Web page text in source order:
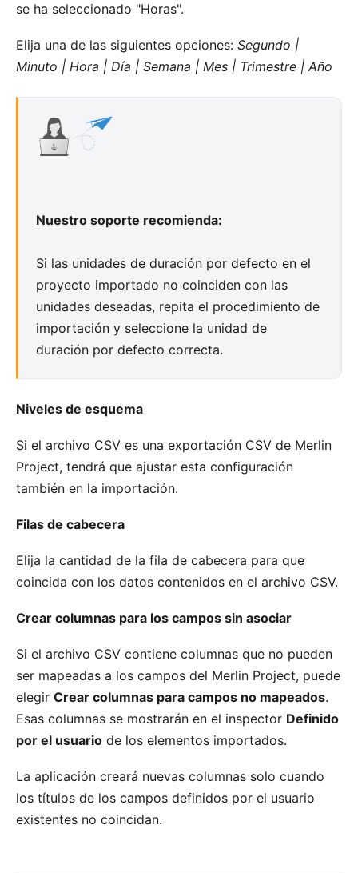
se ha seleccionado "Horas".
Elija una de las siguientes opciones: Segundo |
Minuto | Hora | Día | Semana | Mes | Trimestre | Año
Nuestro soporte recomienda:
Si las unidades de duración por defecto en el
proyecto importado no coinciden con las
unidades deseadas, repita el procedimiento de
importación y seleccione la unidad de
duración por defecto correcta.
Niveles de esquema
Si el archivo CSV es una exportación CSV de Merlin
Project, tendrá que ajustar esta configuración
también en la importación.
Filas de cabecera
Elija la cantidad de la fila de cabecera para que
coincida con los datos contenidos en el archivo CSV.
Crear columnas para los campos sin asociar
Si el archivo CSV contiene columnas que no pueden
ser mapeadas a los campos del Merlin Project, puede
elegir Crear columnas para campos no mapeados.
Esas columnas se mostrarán en el inspector Definido
por el usuario de los elementos importados.
La aplicación creará nuevas columnas solo cuando
los títulos de los campos definidos por el usuario
existentes no coincidan.